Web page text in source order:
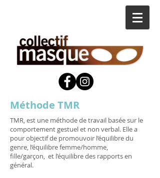
Méthode TMR
TMR, est une méthode de travail basée sur le
comportement gestuel et non verbal. Elle a
pour objectif de promouvoir l’équilibre du
genre, l’équilibre femme/homme,
fille/garçon, et l’équilibre des rapports en
général.